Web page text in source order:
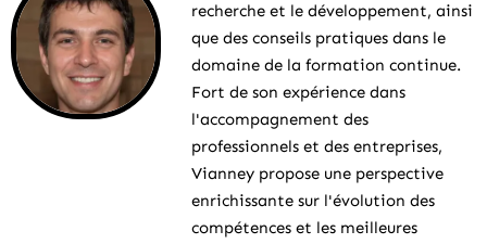
recherche et le développement, ainsi
que des conseils pratiques dans le
domaine de la formation continue.
Fort de son expérience dans
l'accompagnement des
professionnels et des entreprises,
Vianney propose une perspective
enrichissante sur l'évolution des
compétences et les meilleures